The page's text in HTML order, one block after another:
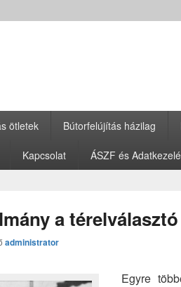
ötletek Bútorfelújítás házilag
Kapcsolat ÁSZF és
a
administrator
Egyre